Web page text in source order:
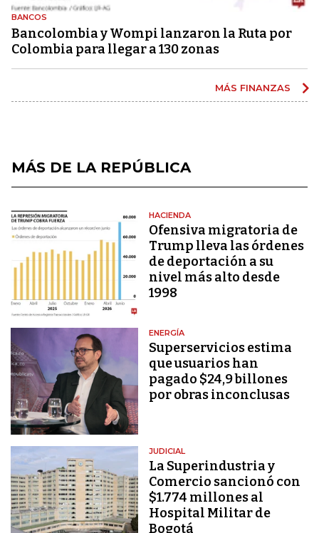
BANCOS
Bancolombia y Wompi lanzaron la Ruta por
Colombia para llegar a 130 zonas
MÁS FINANZAS
MÁS DE LA REPÚBLICA
HACIENDA
Ofensiva migratoria de
Trump lleva las órdenes
de deportación a su
nivel más alto desde
1998
ENERGÍA
Superservicios estima
que usuarios han
pagado $24,9 billones
por obras inconclusas
JUDICIAL
La Superindustria y
Comercio sancionó con
$1.774 millones al
Hospital Militar de
Bogotá